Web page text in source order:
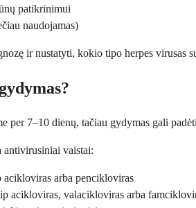
patikrinimui
naudojamas)
ir nustatyti, kokio tipo herpes
per 7–10 dienų, tačiau gydymas gali
vaistai:
arba pencikloviras
acikloviras, valacikloviras arba